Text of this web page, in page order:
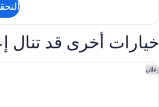
الغرفة
خيارات أخرى قد تنال
إعلان1 هوتل طوكيو